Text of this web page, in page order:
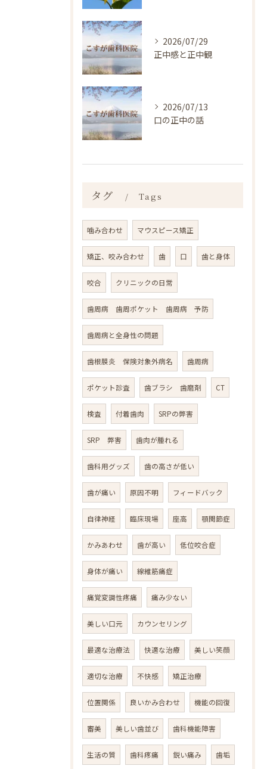
2026/07/29
正中感と正中観
2026/07/13
口の正中の話
タグ Tags
噛み合わせ マウスピース矯正
矯正、咬み合わせ 歯 口 歯と身体
咬合 クリニックの日常
歯周病 歯周ポケット 歯周病 予防
歯周病と全身性の問題
歯根膜炎 保険対象外病名 歯周病
ポケット診査 歯ブラシ 歯磨剤 CT
検査 付着歯肉 SRPの弊害
SRP 弊害 歯肉が腫れる
歯科用グッズ 歯の高さが低い
歯が痛い 原因不明 フィードバック
自律神経 臨床現場 座高 顎関節症
かみあわせ 歯が高い 低位咬合症
身体が痛い 線維筋痛症
痛覚変調性疼痛 痛み少ない
美しい口元 カウンセリング
最適な治療法 快適な治療 美しい笑顔
適切な治療 不快感 矯正治療
位置関係 良いかみ合わせ 機能の回復
審美 美しい歯並び 歯科機能障害
生活の質 歯科疼痛 鋭い痛み 歯垢